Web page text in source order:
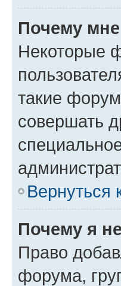
Почему
Некоторые
такие
совершать
Вернуться
Почему я
Право
форума,